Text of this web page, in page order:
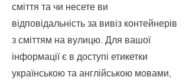
сміття та чи несете ви
відповідальність за вивіз контейнерів
з сміттям на вулицю. Для вашої
інформації є в доступі етикетки
українською та англійською мовами,